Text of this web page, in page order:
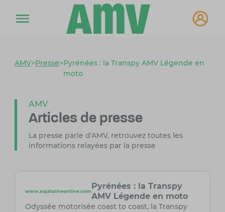
AMV>Presse>Pyrénées : la Transpy AMV Légende en
moto
AMV
Articles de presse
La presse parle d'AMV, retrouvez toutes les
informations relayées par la presse
www.aquitaineonline.com
Pyrénées : la Transpy
AMV Légende en moto
Odyssée motorisée coast to coast, la Transpy